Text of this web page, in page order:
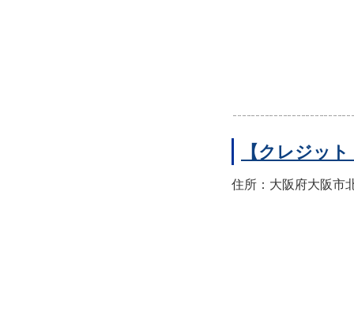
【クレジッ
住所：大阪府大阪市